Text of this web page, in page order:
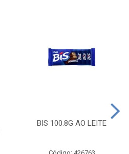
BIS 100.8G AO LEITE